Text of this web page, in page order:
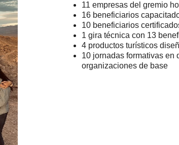
11 empresas del gremio
16 beneficiarios
10 beneficiarios
1 gira técnica con 13
4 productos turísticos
10 jornadas formativas en
organizaciones de base